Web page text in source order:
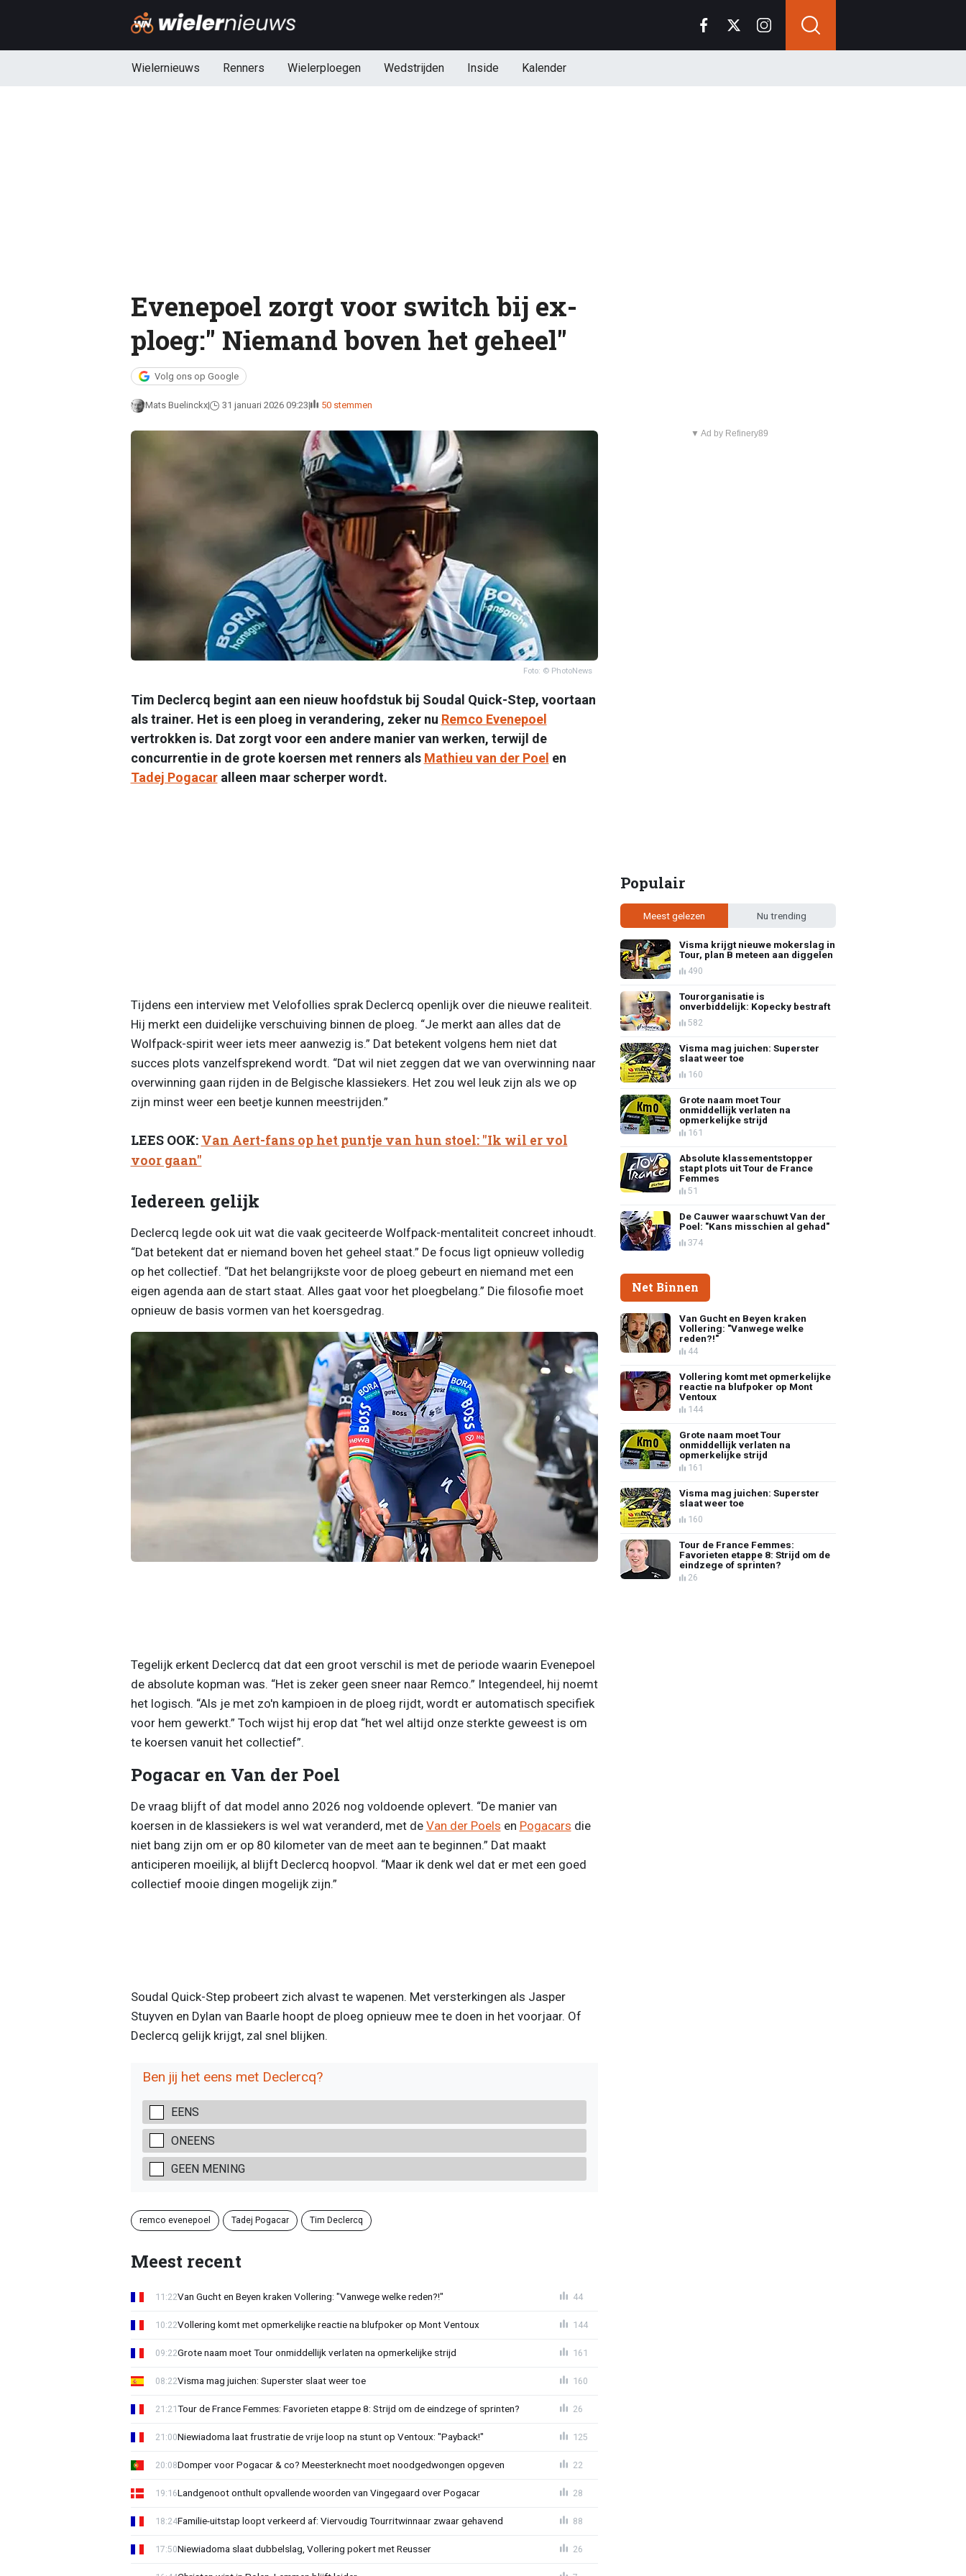
Wielernieuws Renners Wielerploegen Wedstrijden Inside Kalender
Evenepoel zorgt voor switch bij ex-
ploeg:" Niemand boven het geheel"
Volg ons op Google
Mats Buelinckx 31 januari 2026 09:23 50 stemmen
Foto: © PhotoNews
Tim Declercq begint aan een nieuw hoofdstuk bij Soudal Quick-Step, voortaan
als trainer. Het is een ploeg in verandering, zeker nu Remco Evenepoel
vertrokken is. Dat zorgt voor een andere manier van werken, terwijl de
concurrentie in de grote koersen met renners als Mathieu van der Poel en
Tadej Pogacaralleen maar scherper wordt.
Tijdens een interview met Velofollies sprak Declercq openlijk over die nieuwe realiteit.
Hij merkt een duidelijke verschuiving binnen de ploeg. “Je merkt aan alles dat de
Wolfpack-spirit weer iets meer aanwezig is.” Dat betekent volgens hem niet dat
succes plots vanzelfsprekend wordt. “Dat wil niet zeggen dat we van overwinning naar
overwinning gaan rijden in de Belgische klassiekers. Het zou wel leuk zijn als we op
zijn minst weer een beetje kunnen meestrijden.”
LEES OOK: Van Aert-fans op het puntje van hun stoel: "Ik wil er vol
voor gaan"
Iedereen gelijk
Declercq legde ook uit wat die vaak geciteerde Wolfpack-mentaliteit concreet inhoudt.
“Dat betekent dat er niemand boven het geheel staat.” De focus ligt opnieuw volledig
op het collectief. “Dat het belangrijkste voor de ploeg gebeurt en niemand met een
eigen agenda aan de start staat. Alles gaat voor het ploegbelang.” Die filosofie moet
opnieuw de basis vormen van het koersgedrag.
Tegelijk erkent Declercq dat dat een groot verschil is met de periode waarin Evenepoel
de absolute kopman was. “Het is zeker geen sneer naar Remco.” Integendeel, hij noemt
het logisch. “Als je met zo'n kampioen in de ploeg rijdt, wordt er automatisch specifiek
voor hem gewerkt.” Toch wijst hij erop dat “het wel altijd onze sterkte geweest is om
te koersen vanuit het collectief”.
Pogacar en Van der Poel
De vraag blijft of dat model anno 2026 nog voldoende oplevert. “De manier van
koersen in de klassiekers is wel wat veranderd, met de Van der Poels en Pogacars die
niet bang zijn om er op 80 kilometer van de meet aan te beginnen.” Dat maakt
anticiperen moeilijk, al blijft Declercq hoopvol. “Maar ik denk wel dat er met een goed
collectief mooie dingen mogelijk zijn.”
Soudal Quick-Step probeert zich alvast te wapenen. Met versterkingen als Jasper
Stuyven en Dylan van Baarle hoopt de ploeg opnieuw mee te doen in het voorjaar. Of
Declercq gelijk krijgt, zal snel blijken.
Ben jij het eens met Declercq?
EENS
ONEENS
GEEN MENING
remco evenepoel Tadej Pogacar Tim Declercq
Meest recent
Van Gucht en Beyen kraken Vollering: "Vanwege welke reden?!"
11:22 44
Vollering komt met opmerkelijke reactie na blufpoker op Mont Ventoux
10:22 144
Grote naam moet Tour onmiddellijk verlaten na opmerkelijke strijd
09:22 161
Visma mag juichen: Superster slaat weer toe
08:22 160
Tour de France Femmes: Favorieten etappe 8: Strijd om de eindzege of sprinten?
21:21 26
Niewiadoma laat frustratie de vrije loop na stunt op Ventoux: "Payback!"
21:00 125
Domper voor Pogacar & co? Meesterknecht moet noodgedwongen opgeven
20:08 22
Landgenoot onthult opvallende woorden van Vingegaard over Pogacar
19:16 28
Familie-uitstap loopt verkeerd af: Viervoudig Tourritwinnaar zwaar gehavend
18:24 88
Niewiadoma slaat dubbelslag, Vollering pokert met Reusser
17:50 26
▼ Ad by Refinery89
Populair
Meest gelezen Nu trending
Visma krijgt nieuwe mokerslag in
Tour, plan B meteen aan diggelen
490
Tourorganisatie is
onverbiddelijk: Kopecky bestraft
582
Visma mag juichen: Superster
slaat weer toe
160
Grote naam moet Tour
onmiddellijk verlaten na
opmerkelijke strijd
161
Absolute klassementstopper
stapt plots uit Tour de France
Femmes
51
De Cauwer waarschuwt Van der
Poel: "Kans misschien al gehad"
374
Net Binnen
Van Gucht en Beyen kraken
Vollering: "Vanwege welke
reden?!"
44
Vollering komt met opmerkelijke
reactie na blufpoker op Mont
Ventoux
144
Grote naam moet Tour
onmiddellijk verlaten na
opmerkelijke strijd
161
Visma mag juichen: Superster
slaat weer toe
160
Tour de France Femmes:
Favorieten etappe 8: Strijd om de
eindzege of sprinten?
26